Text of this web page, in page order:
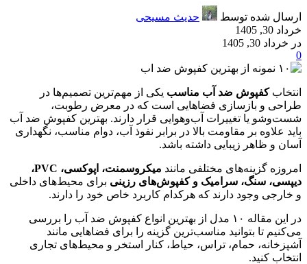
ارسال شده توسط
حدیث مسیحی
خرداد 30, 1405
در خرداد 30, 1405
0
انتخابکفپوش ضد آب مناسب یکی از مهم‌ترین تصمیم‌ها در
طراحی و بازسازی فضاهایی است که در معرض رطوبت،
شست‌وشو یا تغییرات آب‌وهوایی قرار دارند. بهترین کفپوش ضد آب
باید علاوه بر مقاومت بالا در برابر نفوذ آب، دوام مناسب، نگهداری
آسان و ظاهر زیبایی داشته باشد.
امروزه گزینه‌های مختلفی مانند
میکروسمنت، اپوکسی، PVC،
دیپسی، سنگ، سرامیک و کفپوش‌های رزینی برای محیط‌های داخلی
و خارجی وجود دارند که هرکدام کاربرد خاص خود را دارند.
در این مقاله ۱۰ مدل از بهترین انواع کفپوش ضد آب را بررسی
می‌کنیم تا بتوانید مناسب‌ترین گزینه را برای فضاهایی مانند
آشپزخانه، حمام، تراس، حیاط، کنار استخر و محیط‌های تجاری
انتخاب کنید.